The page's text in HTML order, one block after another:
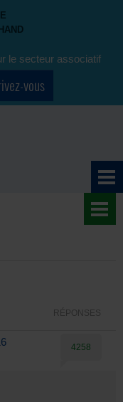
le secteur associatif
vous
RÉPONSES
4258